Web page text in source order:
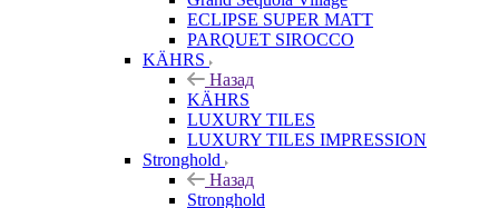
ECLIPSE SUPER MATT
PARQUET SIROCCO
KÄHRS
Назад
KÄHRS
LUXURY TILES
LUXURY TILES IMPRESSION
Stronghold
Назад
Stronghold